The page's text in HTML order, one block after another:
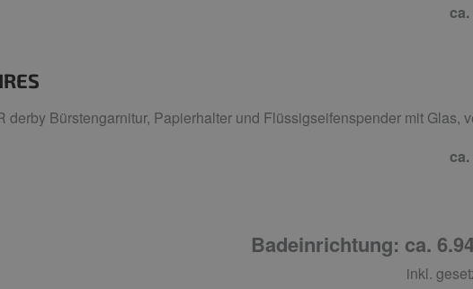
ca.
derby Bürstengarnitur, Papierhalter und Flüssigseifenspender mit Glas,
ca.
Badeinrichtung: ca.
inkl.